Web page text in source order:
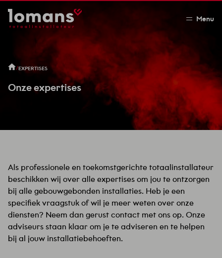
Menu
/EXPERTISES
Onze expertises
Als professionele en toekomstgerichte totaalinstallateur
beschikken wij over alle expertises om jou te ontzorgen
bij alle gebouwgebonden installaties. Heb je een
specifiek vraagstuk of wil je meer weten over onze
diensten? Neem dan gerust contact met ons op. Onze
adviseurs staan klaar om je te adviseren en te helpen
bij al jouw installatiebehoeften.